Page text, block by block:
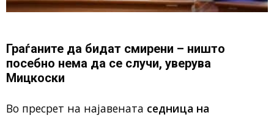
Граѓаните да бидат смирени – ништо
посебно нема да се случи, уверува
Мицкоски
Во пресрет на најавената седница на